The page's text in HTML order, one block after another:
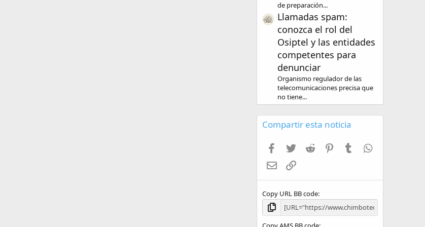
de preparación...
Llamadas spam:
conozca el rol del
Osiptel y las entidades
competentes para
denunciar
Organismo regulador de las
telecomunicaciones precisa que
no tiene...
Compartir esta noticia
FacebookTwitterReddit Pinterest
Tumblr
Email
Copy URL BB code